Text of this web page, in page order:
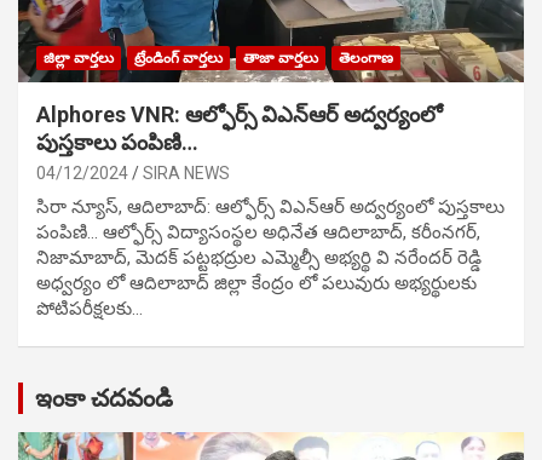
జిల్లా వార్తలు ట్రేండింగ్ వార్తలు తాజా వార్తలు తెలంగాణ
Alphores VNR: ఆల్ఫోర్స్ విఎన్ఆర్ అద్వర్యంలో
పుస్తకాలు పంపిణి…
04/12/2024 SIRA NEWS
సిరా న్యూస్, ఆదిలాబాద్: ఆల్ఫోర్స్ విఎన్ఆర్ అద్వర్యంలో పుస్తకాలు
పంపిణి… ఆల్ఫోర్స్ విద్యాసంస్థల అధినేత ఆదిలాబాద్, కరీంనగర్,
నిజామాబాద్, మెదక్ పట్టభద్రుల ఎమ్మెల్సీ అభ్యర్థి వి నరేందర్ రెడ్డి
అధ్వర్యం లో ఆదిలాబాద్ జిల్లా కేంద్రం లో పలువురు అభ్యర్థులకు
పోటిప‌రీక్ష‌ల‌కు…
ఇంకా చదవండి